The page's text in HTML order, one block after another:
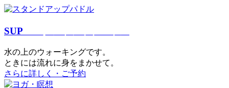
SUP
⽔の上のウォーキングです。
ときには流れに身をまかせて。
さらに詳しく・ご予約